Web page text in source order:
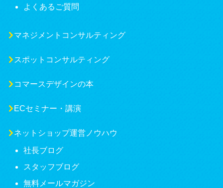
よくあるご質問
マネジメントコンサルティング
スポットコンサルティング
コマースデザインの本
ECセミナー・講演
ネットショップ運営ノウハウ
社長ブログ
スタッフブログ
無料メールマガジン